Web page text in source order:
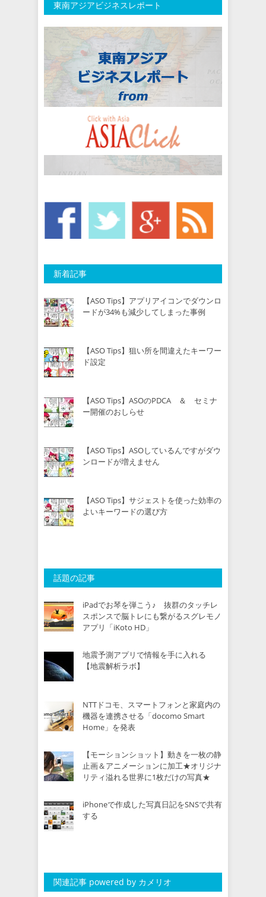
東南アジアビジネスレポート
新着記事
【ASO Tips】アプリアイコンでダウンロ
ードが34%も減少してしまった事例
【ASO Tips】狙い所を間違えたキーワー
ド設定
【ASO Tips】ASOのPDCA ＆ セミナ
ー開催のおしらせ
【ASO Tips】ASOしているんですがダウ
ンロードが増えません
【ASO Tips】サジェストを使った効率の
よいキーワードの選び方
話題の記事
iPadでお琴を弾こう♪ 抜群のタッチレ
スポンスで脳トレにも繋がるスグレモノ
アプリ「iKoto HD」
地震予測アプリで情報を手に入れる
【地震解析ラボ】
NTTドコモ、スマートフォンと家庭内の
機器を連携させる「docomo Smart
Home」を発表
【モーションショット】動きを一枚の静
止画＆アニメーションに加工★オリジナ
リティ溢れる世界に1枚だけの写真★
iPhoneで作成した写真日記をSNSで共有
する
関連記事 powered by カメリオ